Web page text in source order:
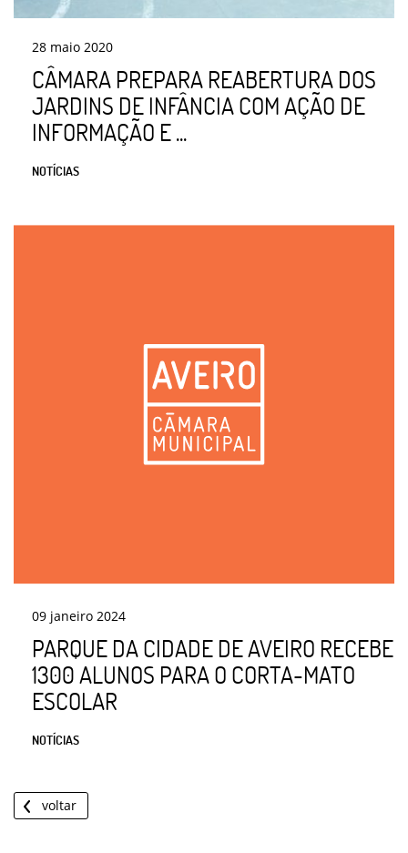
28 maio 2020
CÂMARA PREPARA REABERTURA DOS
JARDINS DE INFÂNCIA COM AÇÃO DE
INFORMAÇÃO E ...
NOTÍCIAS
09 janeiro 2024
PARQUE DA CIDADE DE AVEIRO RECEBE
1300 ALUNOS PARA O CORTA-MATO
ESCOLAR
NOTÍCIAS
voltar